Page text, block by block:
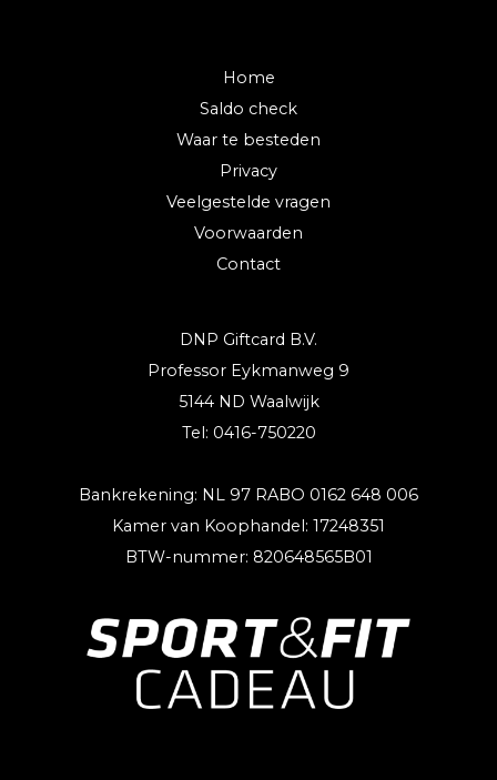
Home
Saldo check
Waar te besteden
Privacy
Veelgestelde vragen
Voorwaarden
Contact
DNP Giftcard B.V.
Professor Eykmanweg 9
5144 ND Waalwijk
Tel: 0416-750220
Bankrekening: NL 97 RABO 0162 648 006
Kamer van Koophandel: 17248351
BTW-nummer: 820648565B01